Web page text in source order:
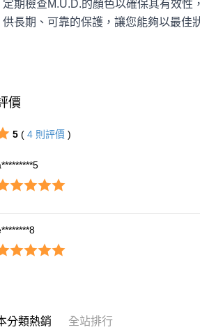
定期檢查M.U.D.的顏色以確保其有效性
供長期、可靠的保護，讓您能夠以最佳
價
5( 4 則評價 )
分類熱銷 全站排行